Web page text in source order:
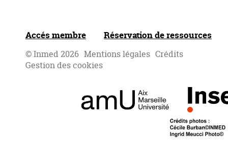
Accés membre Réservation de ressources
© Inmed 2026 Mentions légales Crédits
Gestion des cookies